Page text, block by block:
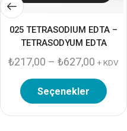
025 TETRASODIUM EDTA –
TETRASODYUM EDTA
₺217,00 – ₺627,00 + KDV
Seçenekler